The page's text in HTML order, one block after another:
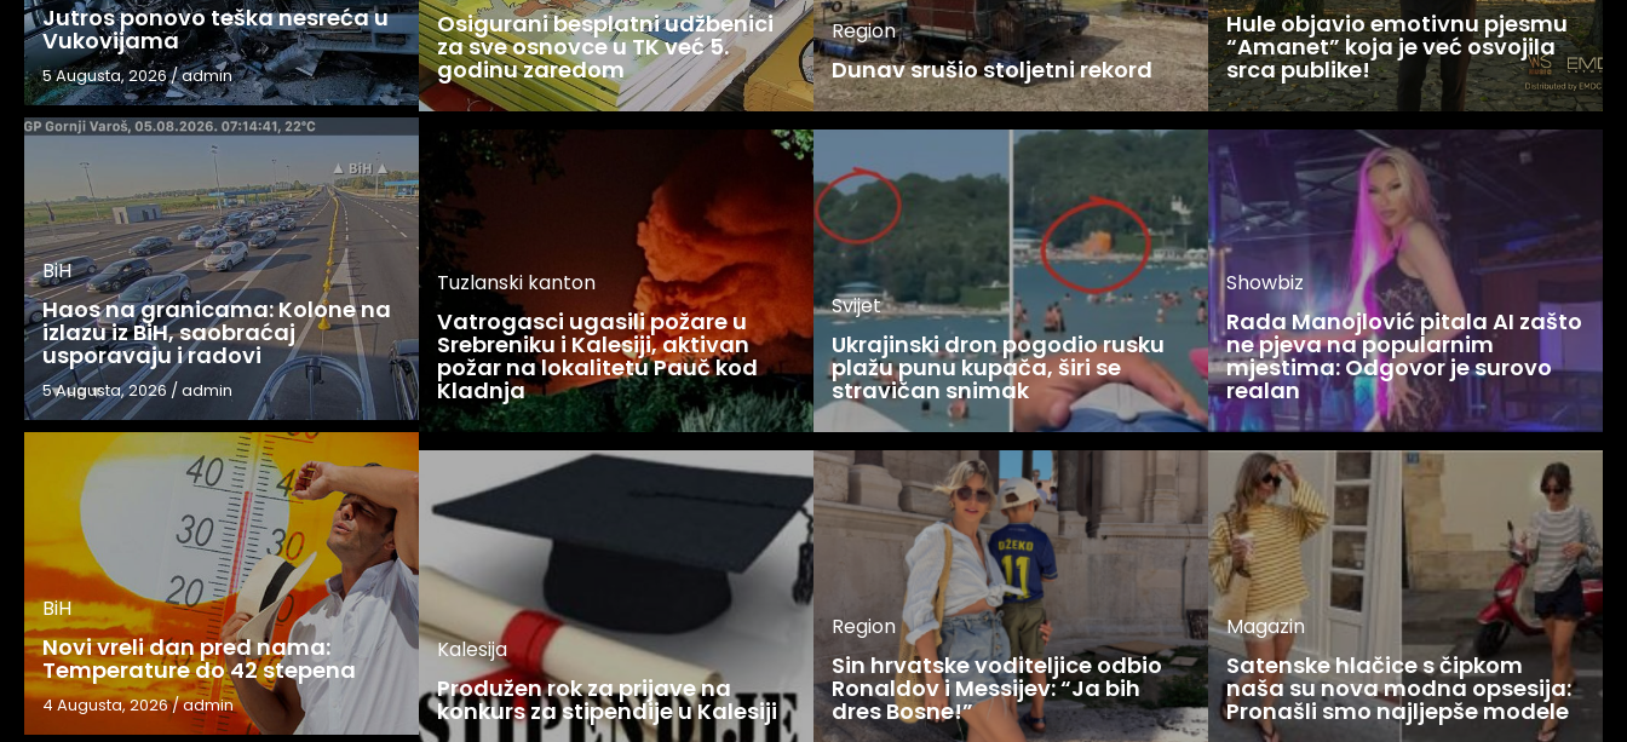
Jutros ponovo teška nesreća u
Vukovijama
5 Augusta, 2026/admin
BiH
Haos na granicama: Kolone na
izlazu iz BiH, saobraćaj
usporavaju i radovi
5 Augusta, 2026 /admin
BiH
Novi vreli dan pred nama:
Temperature do 42 stepena
4 Augusta, 2026/admin
Osigurani besplatni udžbenici
za sve osnovce u TK već 5.
godinu zaredom
Tuzlanski kanton
Vatrogasci ugasili požare u
Srebreniku i Kalesiji, aktivan
požar na lokalitetu Pauč kod
Kladnja
Kalesija
Produžen rok za prijave na
konkurs za stipendije u Kalesiji
Region
Dunav srušio stoljetni rekord
Svijet
Ukrajinski dron pogodio rusku
plažu punu kupača, širi se
stravičan snimak
Region
Sin hrvatske voditeljice odbio
Ronaldov i Messijev: “Ja bih
dres Bosne!”
Hule objavio emotivnu pjesmu
“Amanet” koja je već osvojila
srca publike!
Showbiz
Rada Manojlović pitala AI zašto
ne pjeva na popularnim
mjestima: Odgovor je surovo
realan
Magazin
Satenske hlačice s čipkom
naša su nova modna opsesija:
Pronašli smo najljepše modele